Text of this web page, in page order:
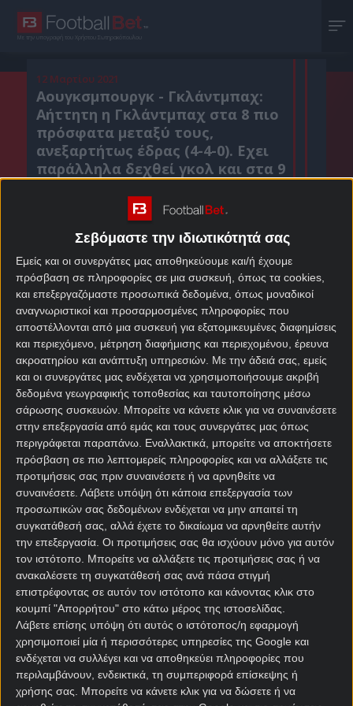
Σεβόμαστε την ιδιωτικότητά σας
Εμείς και οι συνεργάτες μας αποθηκεύουμε και/ή έχουμε
πρόσβαση σε πληροφορίες σε μια συσκευή, όπως τα cookies,
και επεξεργαζόμαστε προσωπικά δεδομένα, όπως μοναδικοί
αναγνωριστικοί και προσαρμοσμένες πληροφορίες που
αποστέλλονται από μια συσκευή για εξατομικευμένες διαφημίσεις
και περιεχόμενο, μέτρηση διαφήμισης και περιεχομένου, έρευνα
ακροατηρίου και ανάπτυξη υπηρεσιών. Με την άδειά σας, εμείς
και οι συνεργάτες μας ενδέχεται να χρησιμοποιήσουμε ακριβή
δεδομένα γεωγραφικής τοποθεσίας και ταυτοποίησης μέσω
σάρωσης συσκευών. Μπορείτε να κάνετε κλικ για να συναινέσετε
στην επεξεργασία από εμάς και τους συνεργάτες μας όπως
περιγράφεται παραπάνω. Εναλλακτικά, μπορείτε να αποκτήσετε
πρόσβαση σε πιο λεπτομερείς πληροφορίες και να αλλάξετε τις
προτιμήσεις σας πριν συναινέσετε ή να αρνηθείτε να
συναινέσετε. Λάβετε υπόψη ότι κάποια επεξεργασία των
προσωπικών σας δεδομένων ενδέχεται να μην απαιτεί τη
συγκατάθεσή σας, αλλά έχετε το δικαίωμα να αρνηθείτε αυτήν
την επεξεργασία. Οι προτιμήσεις σας θα ισχύουν μόνο για αυτόν
τον ιστότοπο. Μπορείτε να αλλάξετε τις προτιμήσεις σας ή να
ανακαλέσετε τη συγκατάθεσή σας ανά πάσα στιγμή
επιστρέφοντας σε αυτόν τον ιστότοπο και κάνοντας κλικ στο
κουμπί "Απορρήτου" στο κάτω μέρος της ιστοσελίδας.
Λάβετε επίσης υπόψη ότι αυτός ο ιστότοπος/η εφαρμογή
χρησιμοποιεί μία ή περισσότερες υπηρεσίες της Google και
ενδέχεται να συλλέγει και να αποθηκεύει πληροφορίες που
περιλαμβάνουν, ενδεικτικά, τη συμπεριφορά επίσκεψης ή
χρήσης σας. Μπορείτε να κάνετε κλικ για να δώσετε ή να
Με την υπογραφή του Χρήστου Σωτηρακόπουλου
12 Μαρτίου 2021
Αουγκσμπουργκ - Γκλάντμπαχ:
Αήττητη η Γκλάντμπαχ στα 8 πιο
πρόσφατα μεταξύ τους,
ανεξαρτήτως έδρας (4-4-0). Εχει
παράλληλα δεχθεί γκολ και στα 9
την Αουγκσμπουργκ.
Κοιν. :
Πρόσθεσε το Footballbet.gr στην Google
ΣΤΟΙΧΗΜΑΤΙΚΕΣ ΠΡΟΣΦΟΡΕΣ *
Αρχική Σελίδα
Χρήστος Σωτηρακόπουλος
Προγνωστικά
Βαθμολογίες - Στατιστικά
Κουπόνι
Πρόγραμμα TV
Προσφορές*